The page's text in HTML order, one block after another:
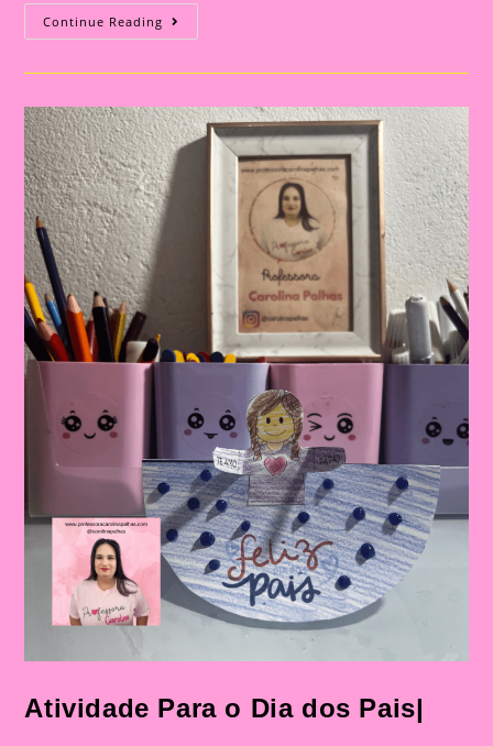
Continue Reading Cartão
Lembrança
Pais
|
Dia
Dos
Pais:
Celebrando
A
Importância
Figura
Atividade Para o Dia dos Pais|